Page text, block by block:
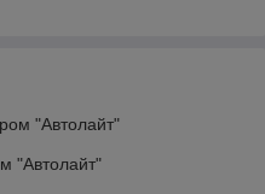
"Автолайт"
"Автолайт"